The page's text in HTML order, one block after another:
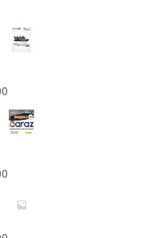
price
is:
is: